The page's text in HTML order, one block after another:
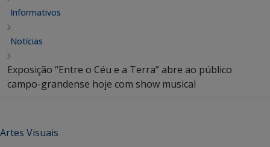
Informativos
Notícias
Exposição “Entre o Céu e a Terra” abre ao público
campo-grandense hoje com show musical
Artes Visuais